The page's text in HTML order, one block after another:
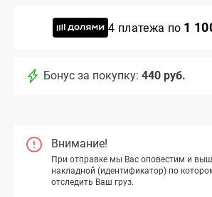
4 платежа по 1
Бонус за покупку: 440 руб.
Внимание!
При отправке мы Вас оповестим и
накладной (идентификатор) по
отследить Ваш груз.